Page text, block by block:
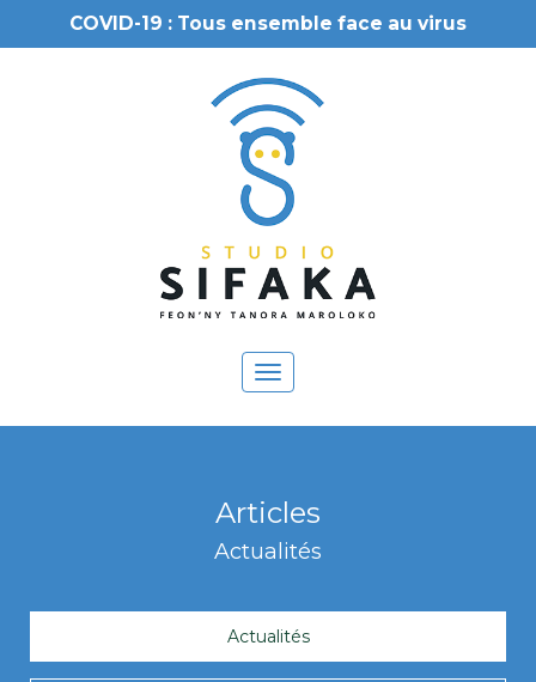
COVID-19 : Tous ensemble face au virus
Toggle
navigation
Articles
Actualités
Actualités